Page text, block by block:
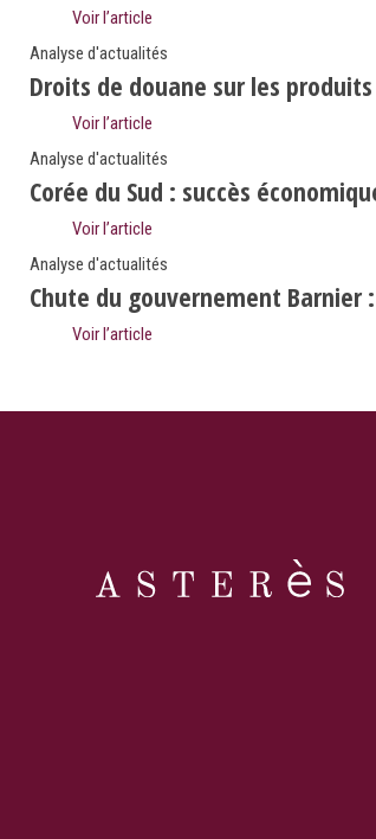
Voir l’article
Analyse d'actualités
Droits de douane sur les
Voir l’article
Analyse d'actualités
Corée du Sud : succès
Voir l’article
Analyse d'actualités
Chute du gouvernement
Voir l’article